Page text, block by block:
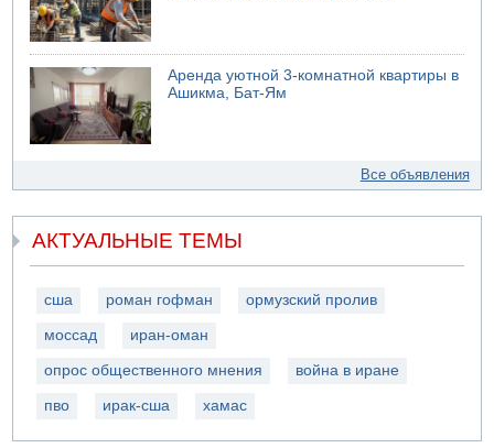
Аренда уютной 3-комнатной квартиры в
Ашикма, Бат-Ям
Все объявления
АКТУАЛЬНЫЕ ТЕМЫ
сша роман гофман ормузский пролив
моссад иран-оман
опрос общественного мнения война в иране
пво ирак-сша хамас